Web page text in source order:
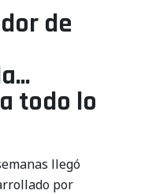
de
todo lo
llegó
por